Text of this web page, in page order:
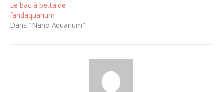
Le bac à betta de
fandaquarium
Dans "Nano Aquarium"